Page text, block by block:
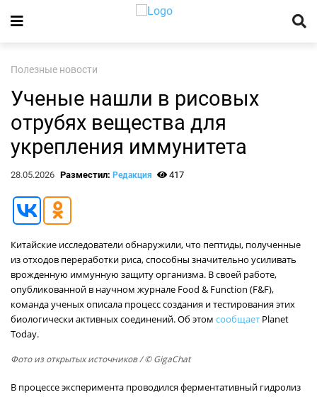
Полезные новости
Ученые нашли в рисовых
отрубях вещества для
укрепления иммунитета
28.05.2026 Разместил: Редакция 417
Китайские исследователи обнаружили, что пептиды, полученные
из отходов переработки риса, способны значительно усиливать
врожденную иммунную защиту организма. В своей работе,
опубликованной в научном журнале Food & Function (F&F),
команда ученых описала процесс создания и тестирования этих
биологически активных соединений. Об этом сообщает Planet
Today.
Фото из открытых источников/ © GigaChat
В процессе эксперимента проводился ферментативный гидролиз